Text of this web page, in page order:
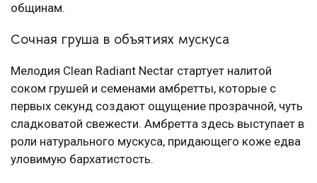
общинам.
Сочная груша в объятиях мускуса
Мелодия Clean Radiant Nectar стартует налитой
соком грушей и семенами амбретты, которые с
первых секунд создают ощущение прозрачной, чуть
сладковатой свежести. Амбретта здесь выступает в
роли натурального мускуса, придающего коже едва
уловимую бархатистость.